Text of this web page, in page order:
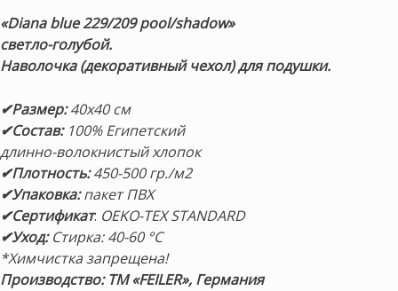
составляла
10,500 ₽.
9,400 ₽.
«Diana blue 229/209 pool/shadow»
светло-голубой.
Наволочка (декоративный чехол) для подушки.
✔Размер:40х40 см
✔Состав: 100% Египетский
длинно-волокнистый хлопок
✔Плотность:450-500 гр./м2
✔Упаковка:пакет ПВХ
✔Сертификат: OEKO-TEX STANDARD
✔Уход:Стирка: 40-60 °C
*Химчистка запрещена!
Производство: ТМ «FEILER», Германия